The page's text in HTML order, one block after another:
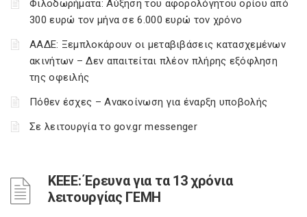
Φιλοδωρήματα: Αύξηση του αφορολόγητου ορίου από
300 ευρώ τον μήνα σε 6.000 ευρώ τον χρόνο
ΑΑΔΕ: Ξεμπλοκάρουν οι μεταβιβάσεις κατασχεμένων
ακινήτων – Δεν απαιτείται πλέον πλήρης εξόφληση
της οφειλής
Πόθεν έσχες – Ανακοίνωση για έναρξη υποβολής
Σε λειτουργία το gov.gr messenger
ΚΕΕΕ: Έρευνα για τα 13 χρόνια
λειτουργίας ΓΕΜΗ